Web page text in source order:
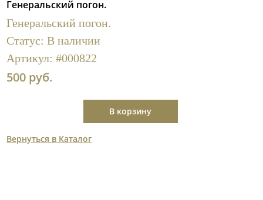
Полезные ссылки
Генеральский погон.
Генеральский погон.
Статус:В наличии
Артикул:#000822
500 руб.
В корзину
Вернуться в Каталог